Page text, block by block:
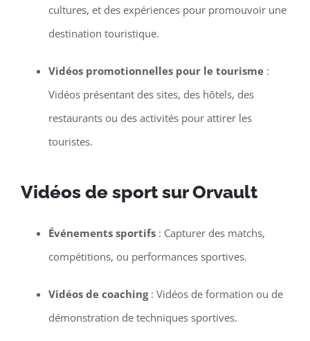
cultures, et des expériences pour promouvoir une
destination touristique.
Vidéos promotionnelles pour le tourisme:
Vidéos présentant des sites, des hôtels, des
restaurants ou des activités pour attirer les
touristes.
Vidéos de sport sur Orvault
Événements sportifs: Capturer des matchs,
compétitions, ou performances sportives.
Vidéos de coaching: Vidéos de formation ou de
démonstration de techniques sportives.